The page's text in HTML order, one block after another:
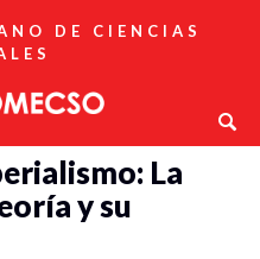
DE CIENCIAS
La
y su